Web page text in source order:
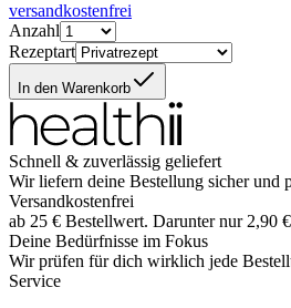
versandkostenfrei
Anzahl
Rezeptart
In den Warenkorb
Schnell & zuverlässig geliefert
Wir liefern deine Bestellung sicher und
Versandkostenfrei
ab 25 € Bestellwert. Darunter nur 2,90 €
Deine Bedürfnisse im Fokus
Wir prüfen für dich wirklich jede
Service